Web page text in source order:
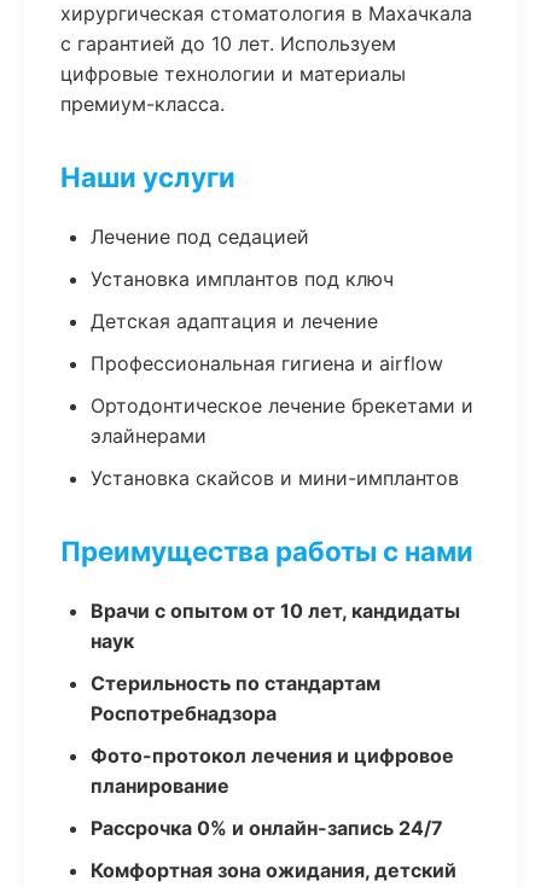
хирургическая стоматология в Махачкала
с гарантией до 10 лет. Используем
цифровые технологии и материалы
премиум-класса.
Наши услуги
Лечение под седацией
Установка имплантов под ключ
Детская адаптация и лечение
Профессиональная гигиена и airflow
Ортодонтическое лечение брекетами и
элайнерами
Установка скайсов и мини-имплантов
Преимущества работы с нами
Врачи с опытом от 10 лет, кандидаты
наук
Стерильность по стандартам
Роспотребнадзора
Фото-протокол лечения и цифровое
планирование
Рассрочка 0% и онлайн-запись 24/7
Комфортная зона ожидания, детский